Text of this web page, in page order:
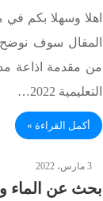
اهلا وسهلا بكم في
المقال سوف
من مقدمة اذاعة
التعليمية 2022…
أكمل القراءة »
3 مارس، 2022